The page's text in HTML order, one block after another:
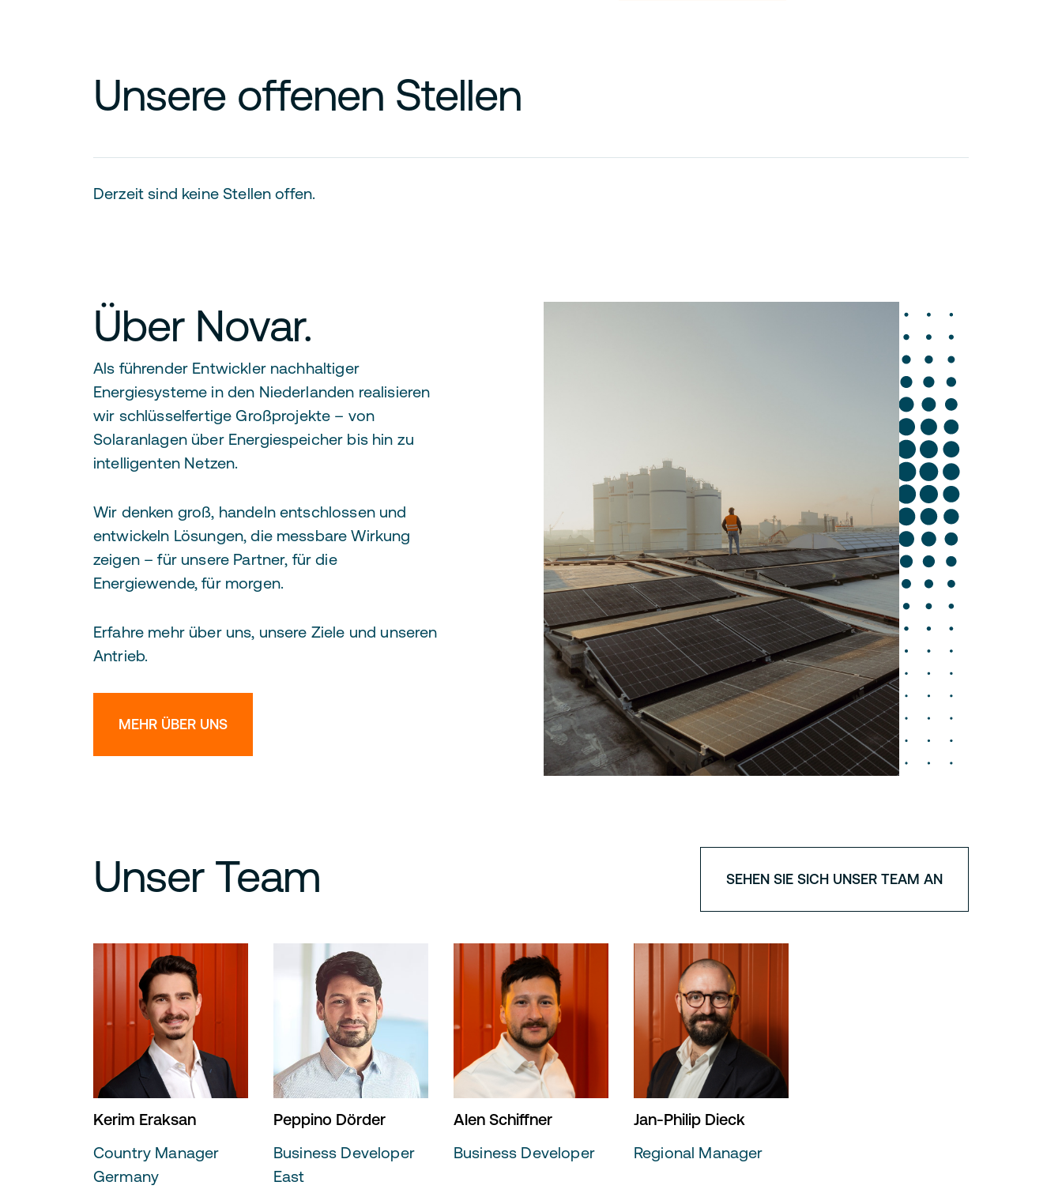
Unsere offenen Stellen
Derzeit sind keine Stellen offen.
Über Novar.
Als führender Entwickler nachhaltiger
Energiesysteme in den Niederlanden realisieren
wir schlüsselfertige Großprojekte – von
Solaranlagen über Energiespeicher bis hin zu
intelligenten Netzen.
Wir denken groß, handeln entschlossen und
entwickeln Lösungen, die messbare Wirkung
zeigen – für unsere Partner, für die
Energiewende, für morgen.
Erfahre mehr über uns, unsere Ziele und unseren
Antrieb.
MEHR ÜBER UNS
Unser Team SEHEN SIE SICH UNSER TEAM AN
Kerim Eraksan
Country Manager
Germany
Peppino Dörder
Business Developer
East
Alen Schiffner
Business Developer
Jan-Philip Dieck
Regional Manager